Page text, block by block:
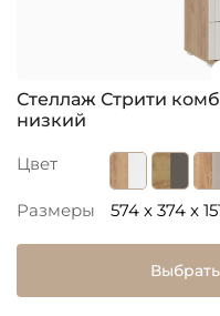
Стеллаж Стрити
низкий
Цвет
Размеры 574 x 374 x